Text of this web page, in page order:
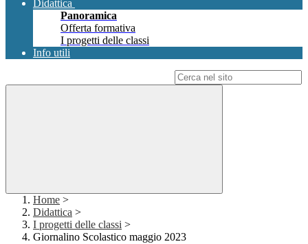
Didattica
Panoramica
Offerta formativa
I progetti delle classi
Info utili
Home >
Didattica >
I progetti delle classi >
Giornalino Scolastico maggio 2023